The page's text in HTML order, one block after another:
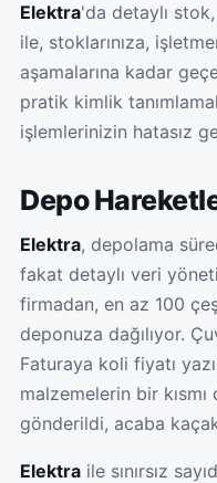
Elektra'da detaylı
ile, stoklarınıza,
aşamalarına kadar
pratik kimlik
işlemlerinizin hatasız
Depo
Elektra, depolama
fakat detaylı veri
firmadan, en az 100
deponuza dağılıyor.
Faturaya koli fiyatı
malzemelerin bir
gönderildi, acaba
Elektra ile sınırsız